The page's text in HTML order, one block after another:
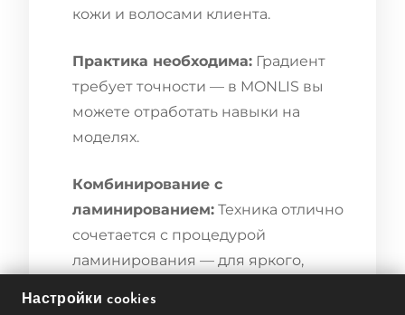
кожи и волосами клиента.
Практика необходима: Градиент
требует точности — в MONLIS вы
можете отработать навыки на
моделях.
Комбинирование с
ламинированием: Техника отлично
сочетается с процедурой
ламинирования — для яркого,
Настройки cookies